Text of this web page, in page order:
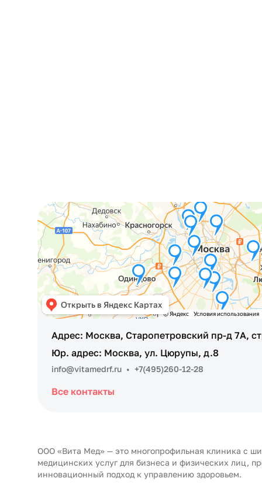
Адрес: Москва, Старопетровский пр-д 7А,
Юр. адрес: Москва, ул. Цюрупы, д.8
info@vitamedrf.ru • +7(495)260-12-28
Все контакты
ООО «Вита Мед» — это многопрофильная клиника с
медицинских услуг для бизнеса и физических лиц,
инновационный подход к управлению здоровьем.